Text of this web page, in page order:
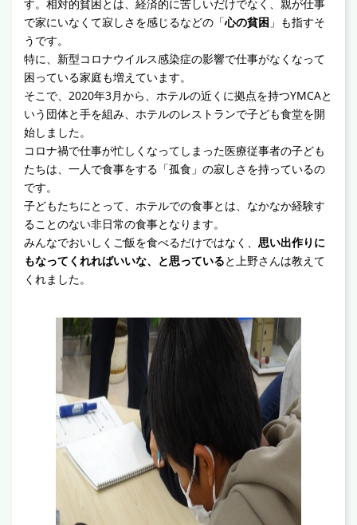
す。相対的貧困とは、経済的に苦しいだけでなく、親が仕事
で家にいなくて寂しさを感じるなどの「心の貧困 」も指すそ
うです。
特に、新型コロナウイルス感染症の影響で仕事がなくなって
困っている家庭も増えています。
そこで、2020年3月から、ホテルの近くに拠点を持つYMCAと
いう団体と手を組み、ホテルのレストランで子ども食堂を開
始しました。
コロナ禍で仕事が忙しくなってしまった医療従事者の子ども
たちは、一人で食事をする「孤食」の寂しさを持っているの
です。
子どもたちにとって、ホテルでの食事とは、なかなか経験す
ることのない非日常の食事となります。
みんなでおいしくご飯を食べるだけではなく、 思い出作りに
もなってくれればいいな、と思っていると上野さんは教えて
くれました。